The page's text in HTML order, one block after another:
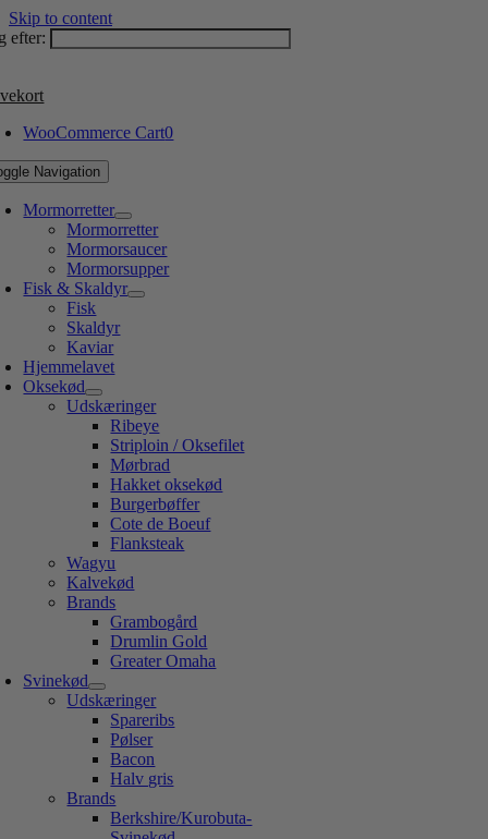
Skip to content
efter:
WooCommerce Cart0
Navigation
Mormorretter
Mormorretter
Mormorsaucer
Mormorsupper
Fisk & Skaldyr
Fisk
Skaldyr
Kaviar
Hjemmelavet
Oksekød
Udskæringer
Ribeye
Striploin / Oksefilet
Mørbrad
Hakket oksekød
Burgerbøffer
Cote de Boeuf
Flanksteak
Wagyu
Kalvekød
Brands
Grambogård
Drumlin Gold
Greater Omaha
Svinekød
Udskæringer
Spareribs
Pølser
Bacon
Halv gris
Brands
Berkshire/Kurobuta-